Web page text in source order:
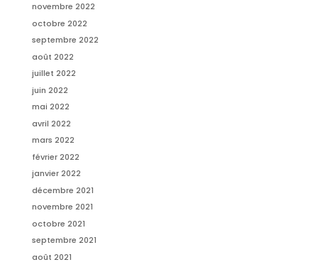
novembre 2022
octobre 2022
septembre 2022
août 2022
juillet 2022
juin 2022
mai 2022
avril 2022
mars 2022
février 2022
janvier 2022
décembre 2021
novembre 2021
octobre 2021
septembre 2021
août 2021